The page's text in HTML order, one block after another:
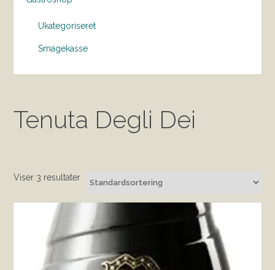
Ukategoriseret
Smagekasse
Tenuta Degli Dei
Viser 3 resultater